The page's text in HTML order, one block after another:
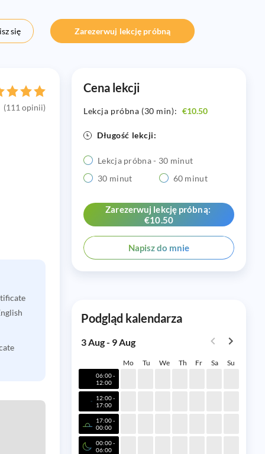
się Zarezerwuj lekcję próbną
(111 opinii)
Cena lekcji
Lekcja próbna (30 min): €10.50
Długość lekcji:
Lekcja próbna - 30 minut
30 minut
60 minut
Zarezerwuj lekcję próbną:
€10.50
Napisz do mnie
Podgląd kalendarza
3 Aug - 9 Aug
Mo Tu We Th Fr Sa Su
06:00 -
12:00
12:00 -
17:00
17:00 -
00:00
00:00 -
06:00